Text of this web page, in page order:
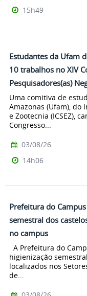
15h49
Estudantes da Ufam
10 trabalhos no XIV
Pesquisadores(as)
Uma comitiva de
Amazonas (Ufam), do
e Zootecnia (ICSEZ),
Congresso...
03/08/26
14h06
Prefeitura do
semestral dos
no campus
A Prefeitura do
higienização
localizados nos
de...